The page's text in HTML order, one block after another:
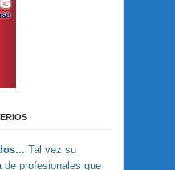
Tal vez su
profesionales que